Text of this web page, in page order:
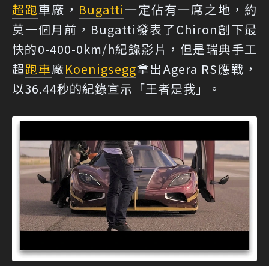
超跑車廠， Bugatti一定佔有一席之地，約
莫一個月前，Bugatti發表了Chiron創下最
快的0-400-0km/h紀錄影片，但是瑞典手工
超跑車廠Koenigsegg拿出Agera RS應戰，
以36.44秒的紀錄宣示「王者是我」。